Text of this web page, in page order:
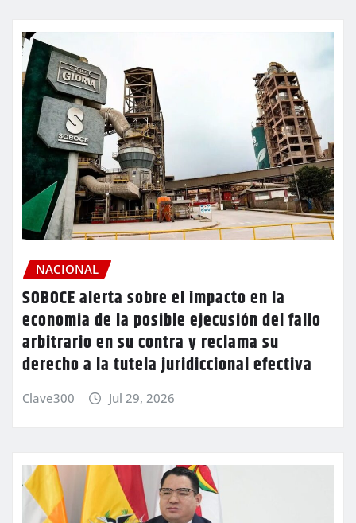
NACIONAL
SOBOCE alerta sobre el impacto en la
economia de la posible ejecusión del fallo
arbitrario en su contra y reclama su
derecho a la tutela juridiccional efectiva
Clave300 Jul 29, 2026